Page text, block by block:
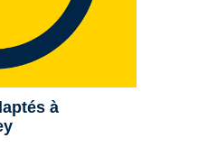
à